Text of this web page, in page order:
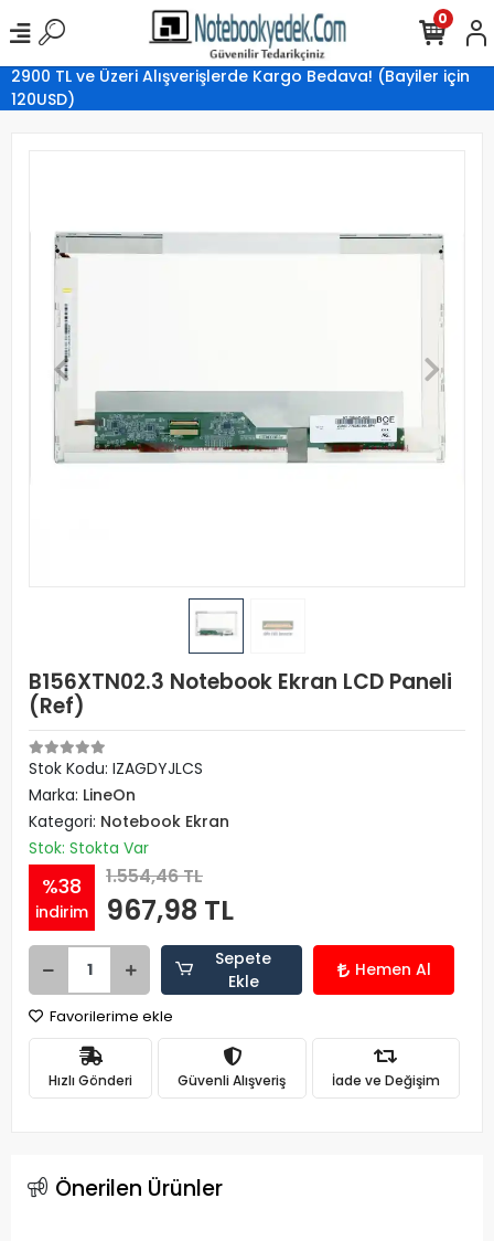
2900 TL ve Üzeri Alışverişlerde Kargo Bedava! (Bayiler için
120USD)
0
B156XTN02.3 Notebook Ekran LCD Paneli
(Ref)
Stok Kodu: IZAGDYJLCS
Marka: LineOn
Kategori: Notebook Ekran
Stok: Stokta Var
%38
indirim
1.554,46 TL
967,98 TL
Sepete
Ekle
Hemen Al
Favorilerime ekle
Hızlı Gönderi Güvenli Alışveriş İade ve Değişim
Önerilen Ürünler